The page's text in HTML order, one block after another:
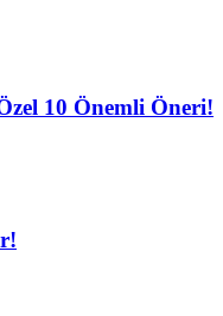
10 Önemli Öneri!